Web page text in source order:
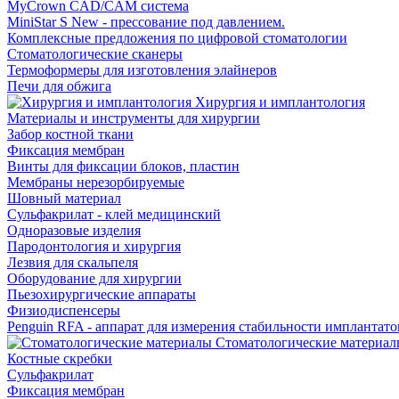
MyCrown CAD/CAM система
MiniStar S New - прессование под давлением.
Комплексные предложения по цифровой стоматологии
Стоматологические сканеры
Термоформеры для изготовления элайнеров
Печи для обжига
Хирургия и имплантология
Материалы и инструменты для хирургии
Забор костной ткани
Фиксация мембран
Винты для фиксации блоков, пластин
Мембраны нерезорбируемые
Шовный материал
Сульфакрилат - клей медицинский
Одноразовые изделия
Пародонтология и хирургия
Лезвия для скальпеля
Оборудование для хирургии
Пьезохирургические аппараты
Физиодиспенсеры
Penguin RFA - аппарат для измерения стабильности
Стоматологические
Костные скребки
Сульфакрилат
Фиксация мембран